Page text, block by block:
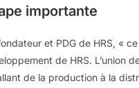
importante
et PDG de HRS, «
de HRS. L’union
de la production à la